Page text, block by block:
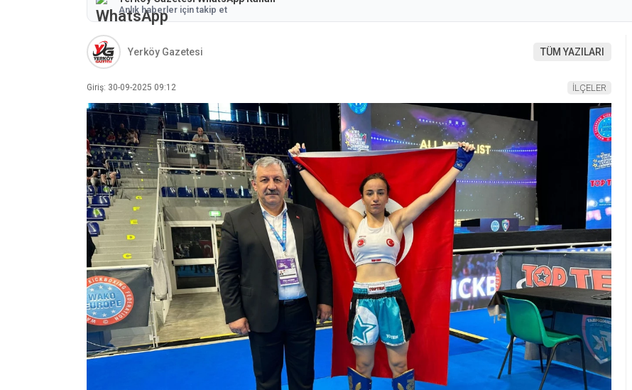
Anlık haberler için takip et
Yerköy Gazetesi TÜM YAZILARI
Giriş: 30-09-2025 09:12 İLÇELER